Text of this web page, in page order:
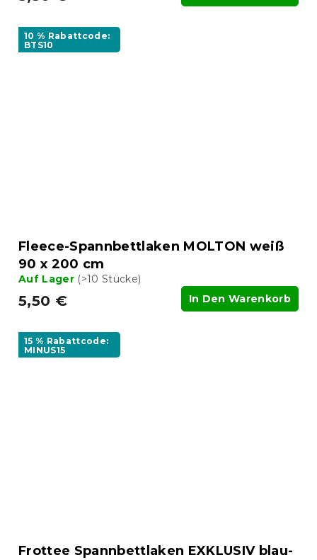
10 % Rabattcode:
BTS10
Fleece-Spannbettlaken MOLTON weiß
90 x 200 cm
Auf Lager (>10 Stücke)
5,50 € In Den Warenkorb
15 % Rabattcode:
MINUS15
Frottee Spannbettlaken EXKLUSIV blau-